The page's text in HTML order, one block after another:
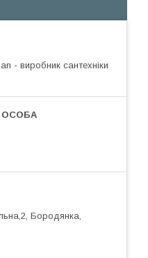
- виробник сантехніки
Бородянка,